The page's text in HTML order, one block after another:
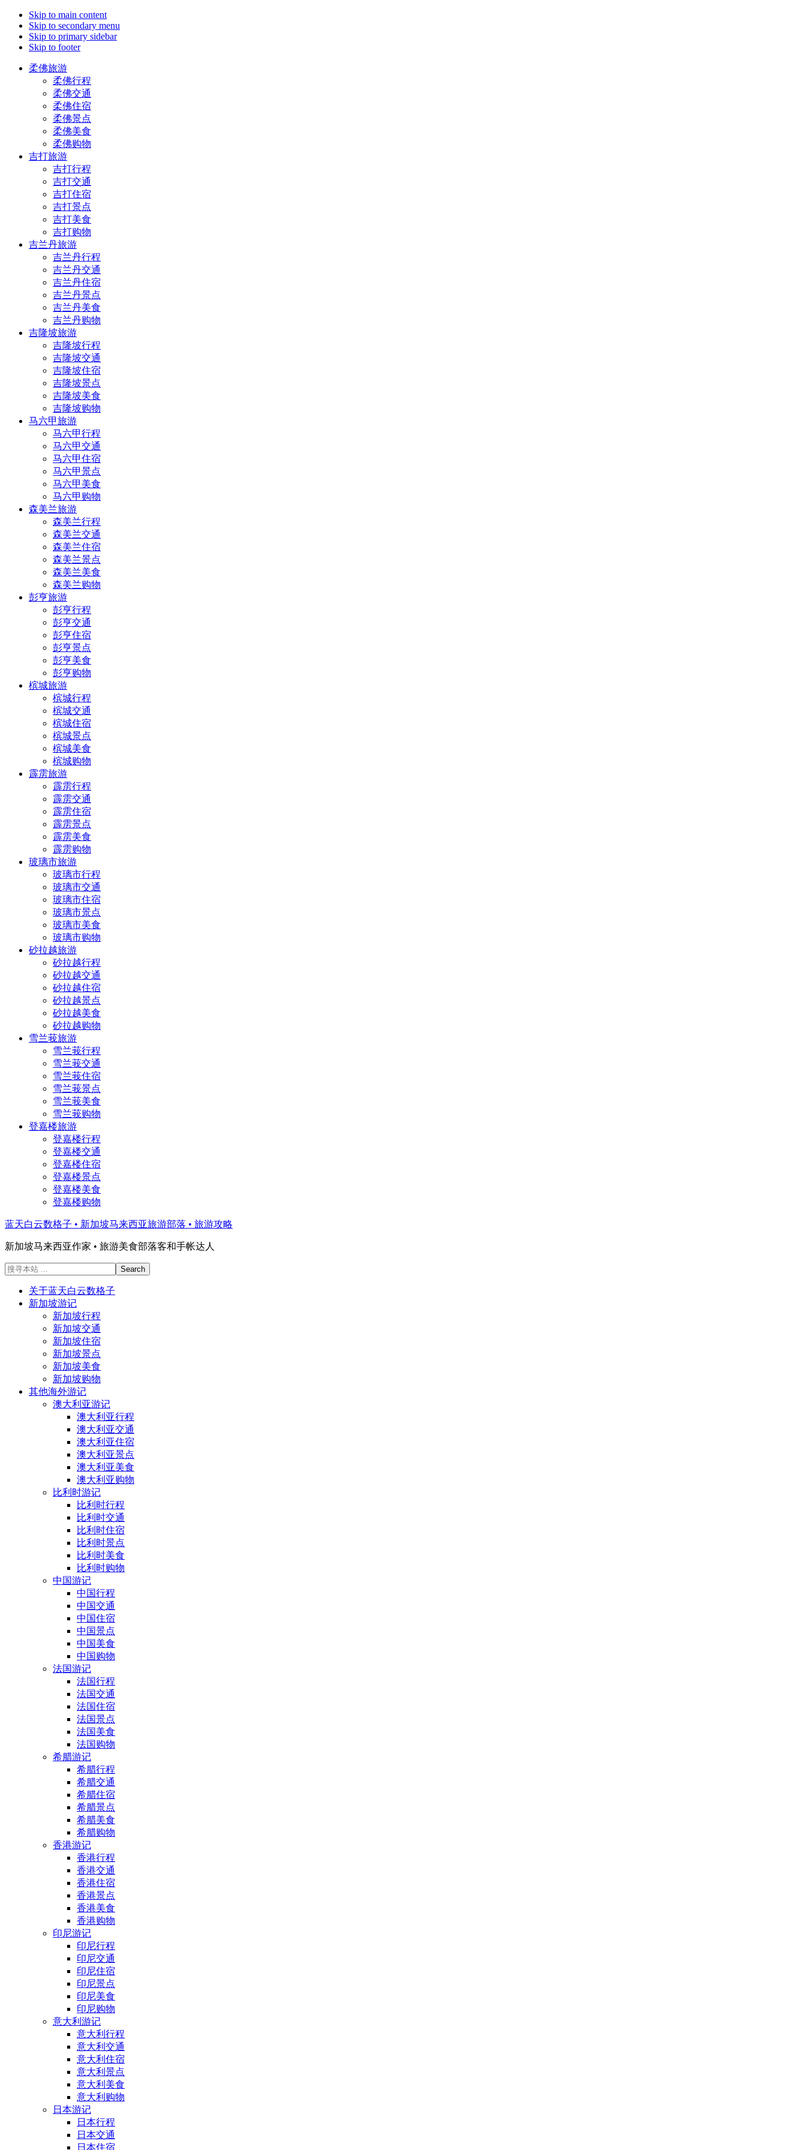
Skip to main content
Skip to secondary menu
Skip to primary sidebar
Skip to footer
柔佛旅游
柔佛行程
柔佛交通
柔佛住宿
柔佛景点
柔佛美食
柔佛购物
吉打旅游
吉打行程
吉打交通
吉打住宿
吉打景点
吉打美食
吉打购物
吉兰丹旅游
吉兰丹行程
吉兰丹交通
吉兰丹住宿
吉兰丹景点
吉兰丹美食
吉兰丹购物
吉隆坡旅游
吉隆坡行程
吉隆坡交通
吉隆坡住宿
吉隆坡景点
吉隆坡美食
吉隆坡购物
马六甲旅游
马六甲行程
马六甲交通
马六甲住宿
马六甲景点
马六甲美食
马六甲购物
森美兰旅游
森美兰行程
森美兰交通
森美兰住宿
森美兰景点
森美兰美食
森美兰购物
彭亨旅游
彭亨行程
彭亨交通
彭亨住宿
彭亨景点
彭亨美食
彭亨购物
槟城旅游
槟城行程
槟城交通
槟城住宿
槟城景点
槟城美食
槟城购物
霹雳旅游
霹雳行程
霹雳交通
霹雳住宿
霹雳景点
霹雳美食
霹雳购物
玻璃市旅游
玻璃市行程
玻璃市交通
玻璃市住宿
玻璃市景点
玻璃市美食
玻璃市购物
砂拉越旅游
砂拉越行程
砂拉越交通
砂拉越住宿
砂拉越景点
砂拉越美食
砂拉越购物
雪兰莪旅游
雪兰莪行程
雪兰莪交通
雪兰莪住宿
雪兰莪景点
雪兰莪美食
雪兰莪购物
登嘉楼旅游
登嘉楼行程
登嘉楼交通
登嘉楼住宿
登嘉楼景点
登嘉楼美食
登嘉楼购物
蓝天白云数格子 • 新加坡马来西亚旅游部落 • 旅游攻略
新加坡马来西亚作家 • 旅游美食部落客和手帐达人
搜
关于蓝天白云数格子
新加坡游记
新加坡行程
新加坡交通
新加坡住宿
新加坡景点
新加坡美食
新加坡购物
其他海外游记
澳大利亚游记
澳大利亚行程
澳大利亚交通
澳大利亚住宿
澳大利亚景点
澳大利亚美食
澳大利亚购物
比利时游记
比利时行程
比利时交通
比利时住宿
比利时景点
比利时美食
比利时购物
中国游记
中国行程
中国交通
中国住宿
中国景点
中国美食
中国购物
法国游记
法国行程
法国交通
法国住宿
法国景点
法国美食
法国购物
希腊游记
希腊行程
希腊交通
希腊住宿
希腊景点
希腊美食
希腊购物
香港游记
香港行程
香港交通
香港住宿
香港景点
香港美食
香港购物
印尼游记
印尼行程
印尼交通
印尼住宿
印尼景点
印尼美食
印尼购物
意大利游记
意大利行程
意大利交通
意大利住宿
意大利景点
意大利美食
意大利购物
日本游记
日本行程
日本交通
日本住宿